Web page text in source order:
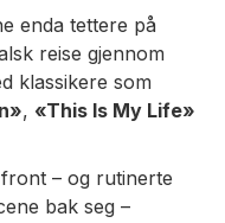
enda tettere på
reise gjennom
klassikere som
, «This Is My Life»
– og rutinerte
bak seg –